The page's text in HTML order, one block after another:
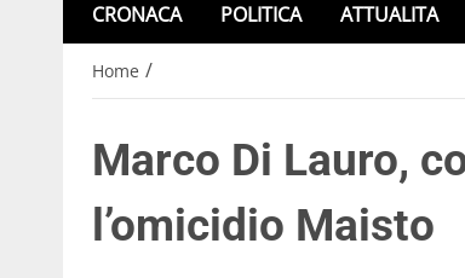
CRONACA POLITICA ATTUALITA
Home /
Marco Di Lauro,
l’omicidio Maisto